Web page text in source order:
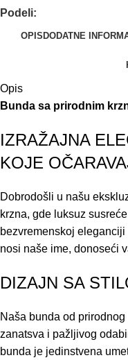
Podeli:
OPIS DODATNE
Opis
Bunda sa prirodnim
IZRAŽAJNA
KOJE
Dobrodošli u našu
krzna, gde luksuz
bezvremenskoj
nosi naše ime, donoseći
DIZAJN SA
Naša bunda od
zanatsva i pažljivog
bunda je jedinstvena